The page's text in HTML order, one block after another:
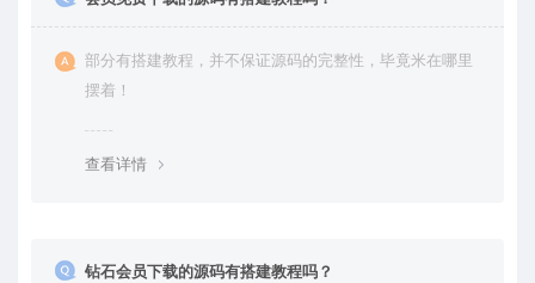
部分有搭建教程，并不保证源码的完整性，毕竟米在哪里
摆着！
查看详情
钻石会员下载的源码有搭建教程吗？